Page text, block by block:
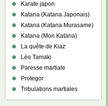
Karate japon
Katana (Katana Japonais)
Katana (Katana Murasame)
Katana (Mon Katana)
La quête de Kiaz
Léo Tamaki
Paresse martiale
Protegor
Tribulations martiales